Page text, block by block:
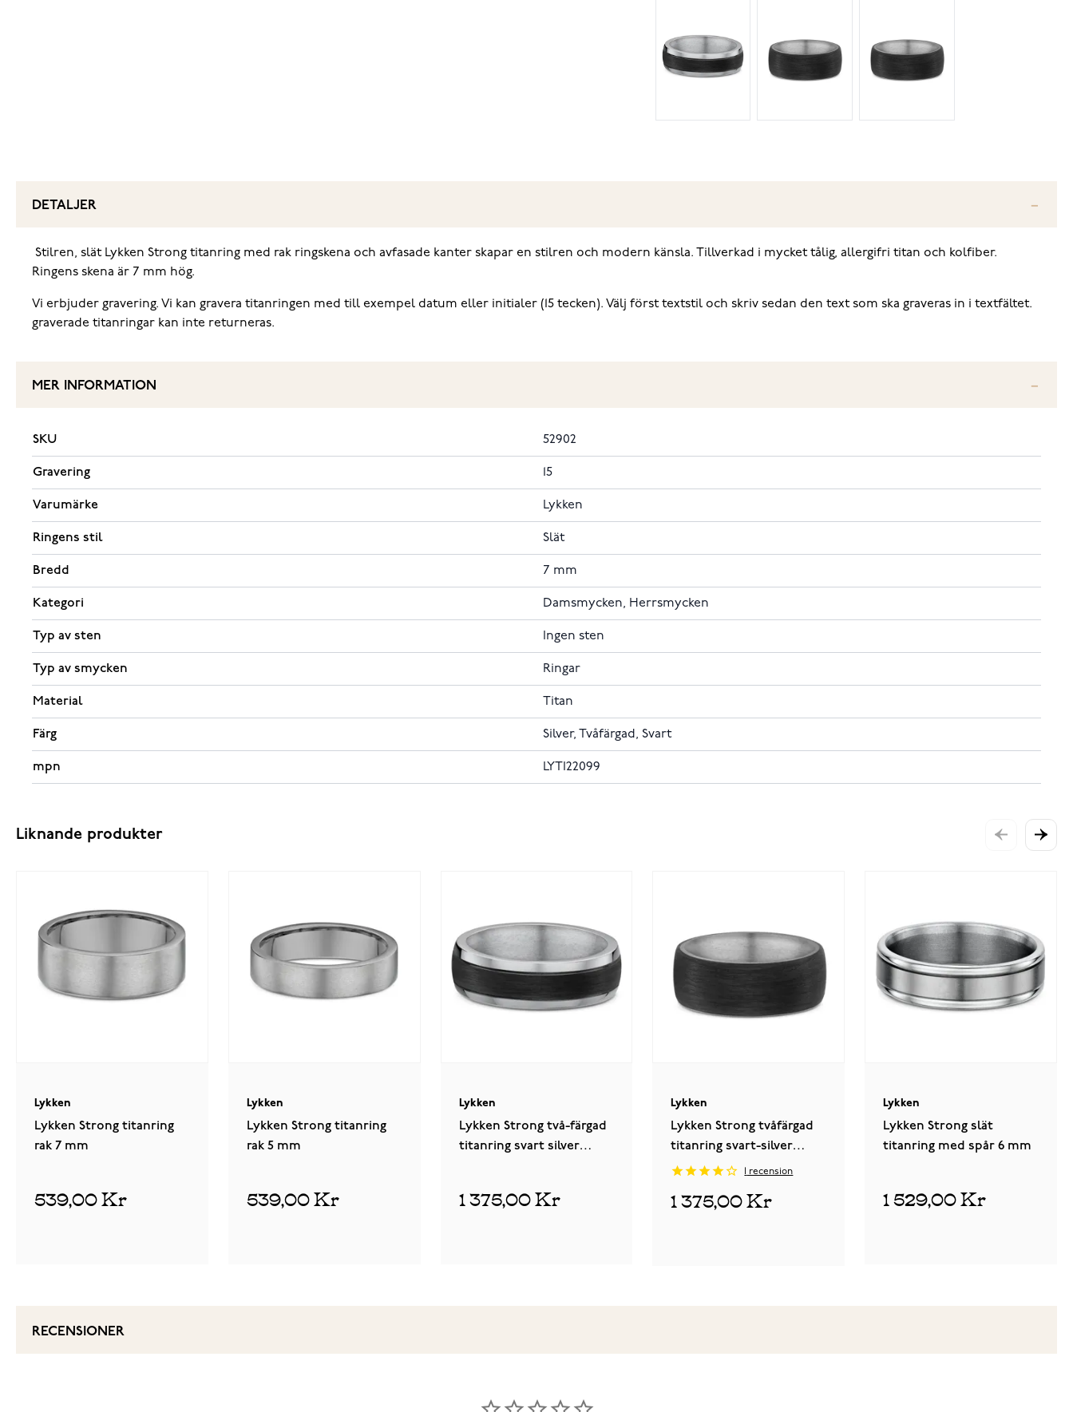
DETALJER
‌ Stilren, slät Lykken Strong titanring med rak ringskena och avfasade kanter skapar en stilren och modern känsla. Tillverkad i mycket tålig, allergifri titan och kolfiber.
Ringens skena är 7 mm hög.
‌Vi erbjuder gravering. Vi kan gravera titanringen med till exempel datum eller initialer (15 tecken). Välj först textstil och skriv sedan den text som ska graveras in i textfältet.
graverade titanringar kan inte returneras.
MER INFORMATION
SKU 52902
Gravering 15
Varumärke Lykken
Ringens stil Slät
Bredd 7 mm
Kategori Damsmycken, Herrsmycken
Typ av sten Ingen sten
Typ av smycken Ringar
Material Titan
Färg Silver, Tvåfärgad, Svart
mpn LYTI22099
Liknande produkter
Lykken
Lykken Strong titanring
rak 7 mm
539,00 Kr
Lykken
Lykken Strong titanring
rak 5 mm
539,00 Kr
Lykken
Lykken Strong två-färgad
titanring svart silver
1 375,00 Kr
Lykken
Lykken Strong tvåfärgad
titanring svart-silver
halvrund 7 mmrecension
1 375,00 Kr
Lykken
Lykken Strong slät
titanring med spår 6 mm
1 529,00 Kr
RECENSIONER